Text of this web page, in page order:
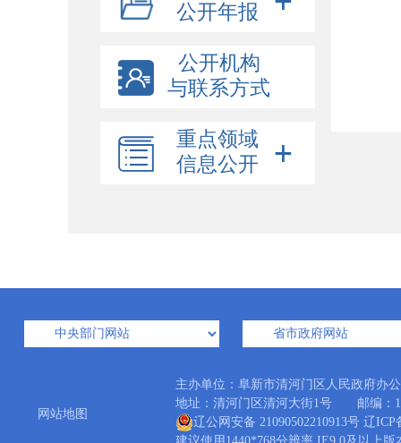
公开年报
公开机构
与联系方式
重点领域
信息公开
网站地图
主办单位：阜新市清河门区人民政府
地址：清河门区清河大街1号 邮编：
辽公网安备 21090502210913号 辽ICP